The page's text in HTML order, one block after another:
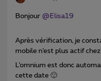
Bonjour ​ @Elisa19
Après vérification, je
mobile n’est plus actif
L’omnium est donc
cette date 🙂